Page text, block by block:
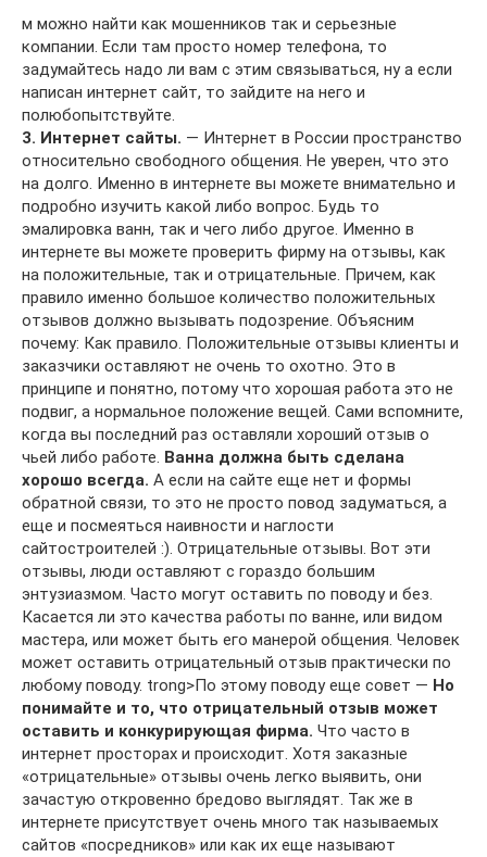
м можно найти как мошенников так и серьезные
компании. Если там просто номер телефона, то
задумайтесь надо ли вам с этим связываться, ну а если
написан интернет сайт, то зайдите на него и
полюбопытствуйте.
3. Интернет сайты. — Интернет в России пространство
относительно свободного общения. Не уверен, что это
на долго. Именно в интернете вы можете внимательно и
подробно изучить какой либо вопрос. Будь то
эмалировка ванн, так и чего либо другое. Именно в
интернете вы можете проверить фирму на отзывы, как
на положительные, так и отрицательные. Причем, как
правило именно большое количество положительных
отзывов должно вызывать подозрение. Объясним
почему: Как правило. Положительные отзывы клиенты и
заказчики оставляют не очень то охотно. Это в
принципе и понятно, потому что хорошая работа это не
подвиг, а нормальное положение вещей. Сами вспомните,
когда вы последний раз оставляли хороший отзыв о
чьей либо работе. Ванна должна быть сделана
хорошо всегда. А если на сайте еще нет и формы
обратной связи, то это не просто повод задуматься, а
еще и посмеяться наивности и наглости
сайтостроителей :). Отрицательные отзывы. Вот эти
отзывы, люди оставляют с гораздо большим
энтузиазмом. Часто могут оставить по поводу и без.
Касается ли это качества работы по ванне, или видом
мастера, или может быть его манерой общения. Человек
может оставить отрицательный отзыв практически по
любому поводу. trong>По этому поводу еще совет — Но
понимайте и то, что отрицательный отзыв может
оставить и конкурирующая фирма. Что часто в
интернет просторах и происходит. Хотя заказные
«отрицательные» отзывы очень легко выявить, они
зачастую откровенно бредово выглядят. Так же в
интернете присутствует очень много так называемых
сайтов «посредников» или как их еще называют